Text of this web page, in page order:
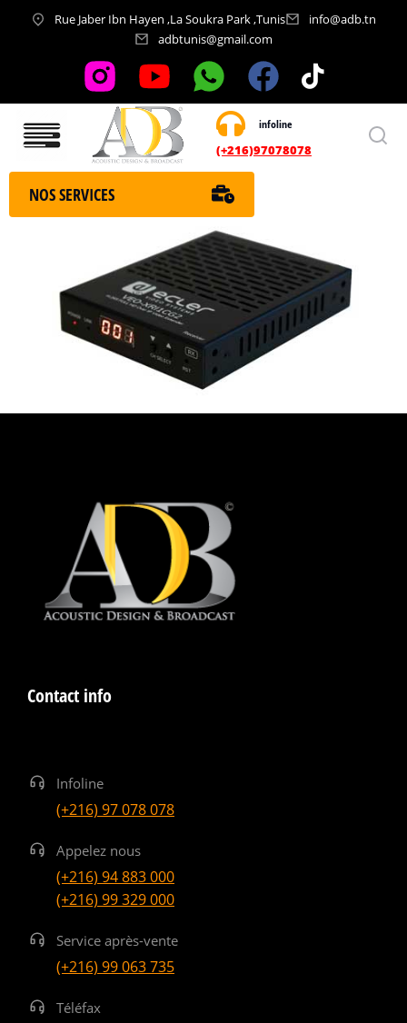
Rue Jaber Ibn Hayen ,La Soukra Park ,Tunis
info@adb.tn
adbtunis@gmail.com
infoline
(+216)97078078
Nos services
NOS SERVICES
Contact info
Infoline
(+216) 97 078 078
Appelez nous
(+216) 94 883 000
(+216) 99 329 000
Service après-vente
(+216) 99 063 735
Téléfax